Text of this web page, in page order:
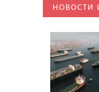
НОВОСТИ